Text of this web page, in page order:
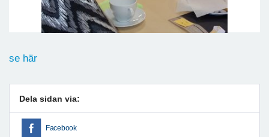
se här
Dela sidan via:
Facebook